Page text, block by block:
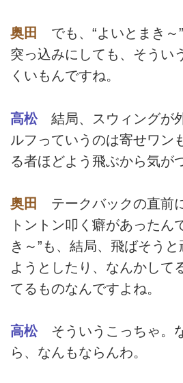
奥田
でも、“よいとまき～
突っ込みにしても、そうい
くいもんですね。
高松結局、スウィングが
ルフっていうのは寄せワン
る者ほどよう飛ぶから気が
奥田
テークバックの直前
トントン叩く癖があったん
き～”も、結局、飛ばそう
ようとしたり、なんかして
てるものなんですよね。
高松そういうこっちゃ。
ら、なんもならんわ。